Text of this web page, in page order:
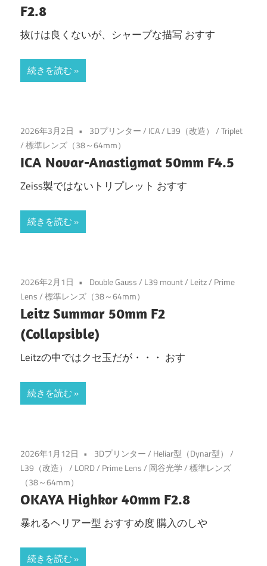
F2.8
抜けは良くないが、シャープな描写 おすす
続きを読む
2026年3月2日 3Dプリンター/ ICA/ L39（改造） /Triplet
/標準レンズ（38～64mm）
ICA Novar-Anastigmat 50mm F4.5
Zeiss製ではないトリプレット おすす
続きを読む
2026年2月1日 Double Gauss/ L39 mount/ Leitz/ Prime
Lens/標準レンズ（38～64mm）
Leitz Summar 50mm F2
(Collapsible)
Leitzの中ではクセ玉だが・・・ おす
続きを読む
2026年1月12日 3Dプリンター/ Heliar型（Dynar型） /
L39（改造） / LORD/ Prime Lens/ 岡谷光学/標準レンズ
（38～64mm）
OKAYA Highkor 40mm F2.8
暴れるヘリアー型 おすすめ度 購入のしや
続きを読む